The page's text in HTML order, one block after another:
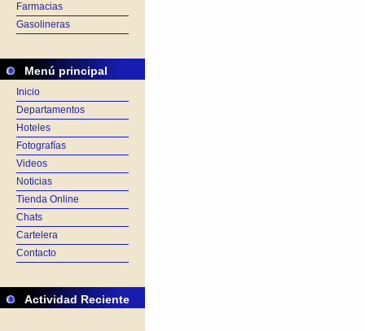
Farmacias
Gasolineras
Menú principal
Inicio
Departamentos
Hoteles
Fotografías
Videos
Noticias
Tienda Online
Chats
Cartelera
Contacto
Actividad Reciente